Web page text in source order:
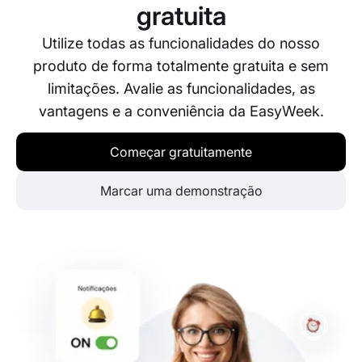
gratuita
Utilize todas as funcionalidades do nosso
produto de forma totalmente gratuita e sem
limitações. Avalie as funcionalidades, as
vantagens e a conveniência da EasyWeek.
Começar gratuitamente
Marcar uma demonstração